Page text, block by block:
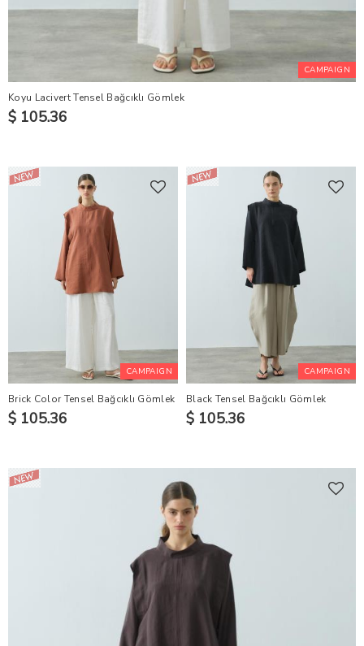
CAMPAIGN
Koyu Lacivert Tensel Bağcıklı Gömlek
$ 105.36
CAMPAIGN
Brick Color Tensel Bağcıklı Gömlek
$ 105.36
CAMPAIGN
Black Tensel Bağcıklı Gömlek
$ 105.36